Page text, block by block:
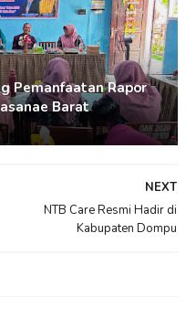
Pemanfaatan Rapor
Barat
NEXT
NTB Care Resmi Hadir di
Kabupaten Dompu